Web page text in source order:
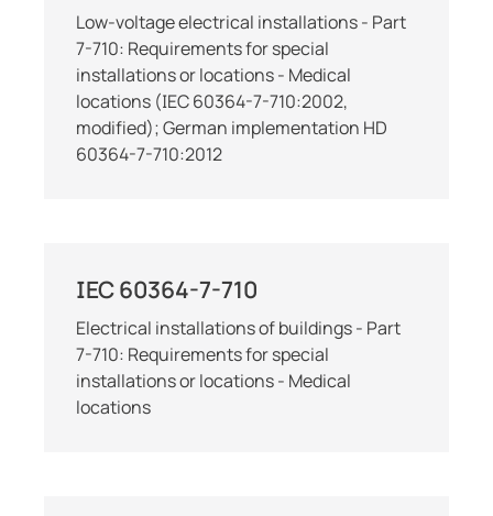
Low-voltage electrical installations - Part
7-710: Requirements for special
installations or locations - Medical
locations (IEC 60364-7-710:2002,
modified); German implementation HD
60364-7-710:2012
IEC 60364-7-710
Electrical installations of buildings - Part
7-710: Requirements for special
installations or locations - Medical
locations